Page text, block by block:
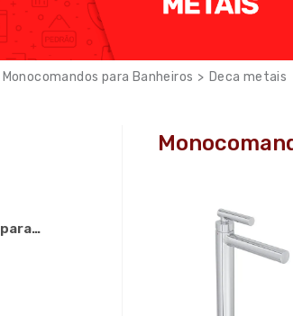
Monocomandos para Banheiros Deca metais